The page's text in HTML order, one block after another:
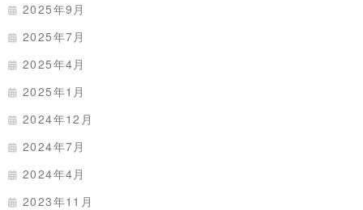
2025年9月
2025年7月
2025年4月
2025年1月
2024年12月
2024年7月
2024年4月
2023年11月